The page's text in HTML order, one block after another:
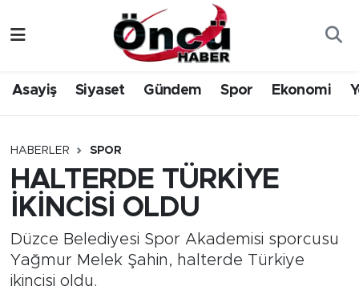
Asayiş Siyaset Gündem Spor Ekonomi
HABERLER SPOR
HALTERDE TÜRKİYE
İKİNCİSİ OLDU
Düzce Belediyesi Spor Akademisi sporcusu
Yağmur Melek Şahin, halterde Türkiye
ikincisi oldu.
Gündem
Spor
Yerel Haber
Düzce Nöbetçi Eczaneler
Düzce Hava Durumu
Düzce Trafik Yoğunluk Haritası
Tüm Manşetler